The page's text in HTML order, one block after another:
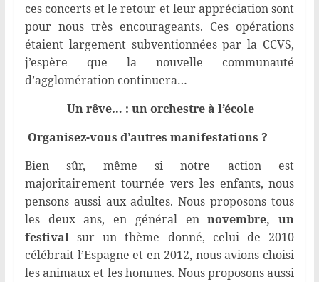
ces concerts et le retour et leur appréciation sont
pour nous très encourageants. Ces opérations
étaient largement subventionnées par la CCVS,
j’espère que la nouvelle communauté
d’agglomération continuera…
Un rêve… : un orchestre à l’école
Organisez-vous d’autres manifestations ?
Bien sûr, même si notre action est
majoritairement tournée vers les enfants, nous
pensons aussi aux adultes. Nous proposons tous
les deux ans, en général ennovembre, un
festivalsur un thème donné, celui de 2010
célébrait l’Espagne et en 2012, nous avions choisi
les animaux et les hommes. Nous proposons aussi